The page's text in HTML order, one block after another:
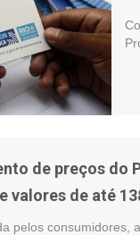
de preços do
valores de até
pelos consumidores,